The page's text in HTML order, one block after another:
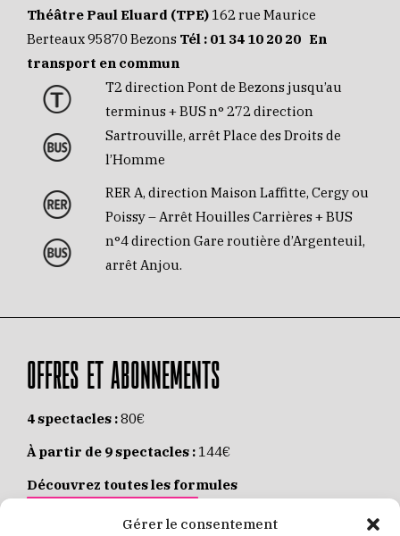
Gérer le consentement
Théâtre Paul Eluard (TPE) 162 rue Maurice
Berteaux 95870 Bezons Tél : 01 34 10 20 20 En
transport en commun
T2 direction Pont de Bezons jusqu’au
terminus + BUS n° 272 direction
Sartrouville, arrêt Place des Droits de
l’Homme
RER A, direction Maison Laffitte, Cergy ou
Poissy – Arrêt Houilles Carrières + BUS
n°4 direction Gare routière d’Argenteuil,
arrêt Anjou.
OFFRES ET ABONNEMENTS
4 spectacles :80€
À partir de 9 spectacles : 144€
Découvrez toutes les formules
JE M’ABONNE EN LIGNE